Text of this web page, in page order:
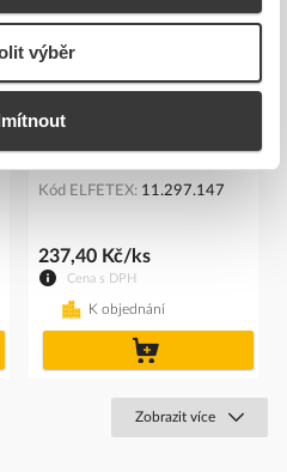
výběr
Kód ELFETEX 11.297.147
Cena s DPH
237,40 Kč/ks
K objednání
Zobrazit více